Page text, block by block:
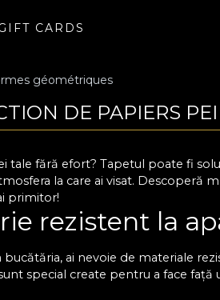
CARDS
géométriques
DE PAPIERS
tale fără efort? Tapetul poate fi
la care ai visat. Descoperă
primitor!
rezistent la
ai nevoie de materiale
special create pentru a face